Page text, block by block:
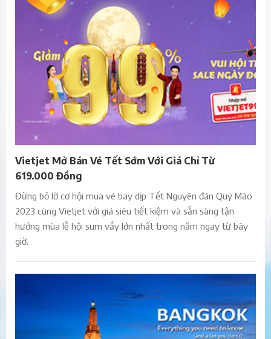
Vietjet Mở Bán Vé Tết Sớm Với Giá Chỉ Từ
619.000 Đồng
Đừng bỏ lỡ cơ hội mua vé bay dịp Tết Nguyên đán Quý Mão
2023 cùng Vietjet với giá siêu tiết kiệm và sẵn sàng tận
hưởng mùa lễ hội sum vầy lớn nhất trong năm ngay từ bây
giờ.